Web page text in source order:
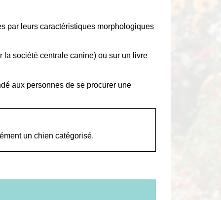
par leurs caractéristiques morphologiques
la société centrale canine) ou sur un livre
aux personnes de se procurer une
un chien catégorisé.